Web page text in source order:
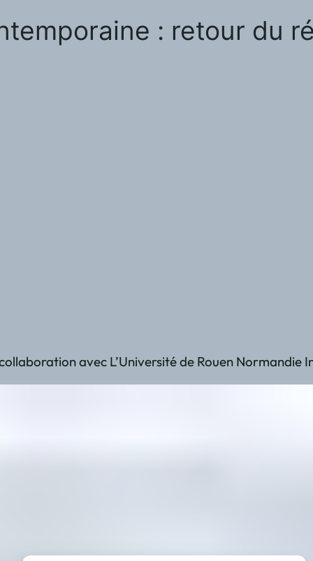
: retour du
avec L’Université de Rouen